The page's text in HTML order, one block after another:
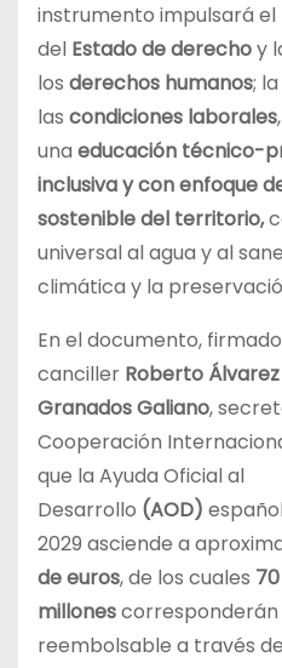
instrumento impulsará
del Estado de derechoy
los derechos humanos;
las condiciones laborales
una educación técnico-
inclusiva y con enfoque
sostenible del territorio,
universal al agua y al
climática y la
En el documento,
canciller Roberto Álvarez
GranadosGaliano,
Cooperación
que la Ayuda Oficial al
Desarrollo (AOD)
2029 asciende a
de euros, de los cuales 70
millones
reembolsable a través